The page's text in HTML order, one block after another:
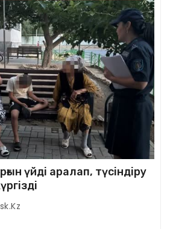
үйді аралап, түсіндіру